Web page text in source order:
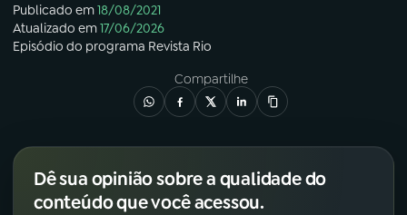
Publicado em18/08/2021
Atualizado em17/06/2026
Episódio do programa Revista Rio
Compartilhe
Dê sua opinião sobre a qualidade do
conteúdo que você acessou.